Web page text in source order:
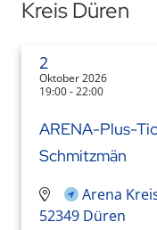
Kreis Düren
2
Oktober 2026
19:00 - 22:00
ARENA-Plus-
Schmitzmän
Arena
52349 Düren